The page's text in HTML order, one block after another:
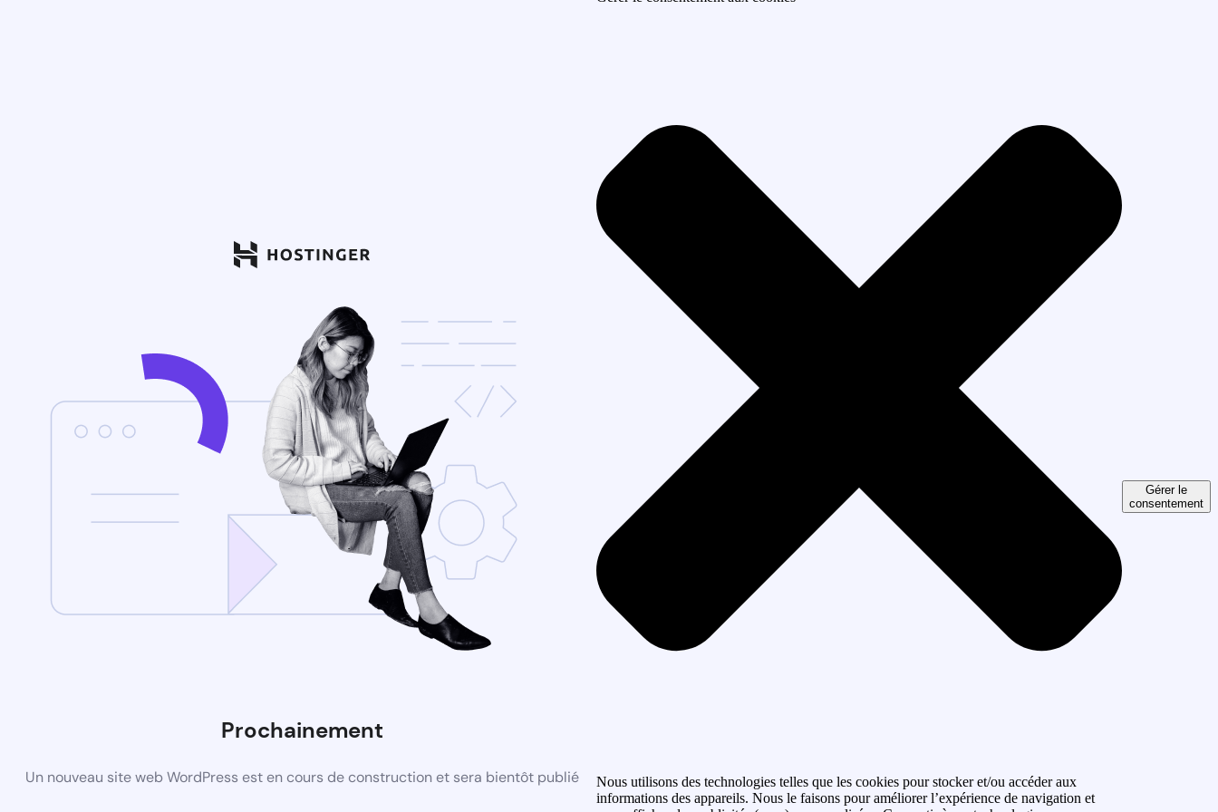
Prochainement
Un nouveau site web WordPress est en cours de construction et sera bientôt publié
Nous utilisons des technologies telles que les cookies pour stocker et/ou accéder aux
informations des appareils. Nous le faisons pour améliorer l’expérience de navigation et
Gérer le
consentement